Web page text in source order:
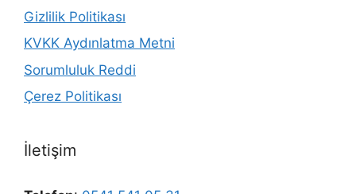
Gizlilik Politikası
KVKK Aydınlatma Metni
Sorumluluk Reddi
Çerez Politikası
İletişim